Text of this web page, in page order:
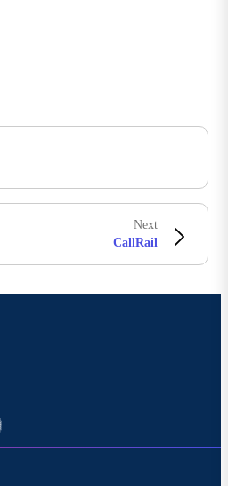
Next
CallRail